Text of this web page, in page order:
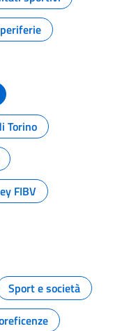
Torino
FIBV
Sport e società